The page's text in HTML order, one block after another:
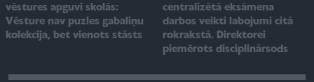
vēstures apguvi skolās:
Vēsture nav puzles gabaliņu
kolekcija, bet vienots stāsts
centralizētā eksāmena
darbos veikti labojumi citā
rokrakstā. Direktorei
piemērots disciplinārsods